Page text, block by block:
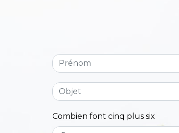
Combien font cinq plus six